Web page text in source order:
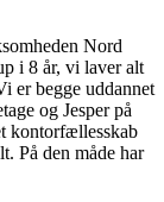
Nord
i 8 år, vi laver alt
er begge uddannet
og Jesper på
kontorfællesskab
På den måde har